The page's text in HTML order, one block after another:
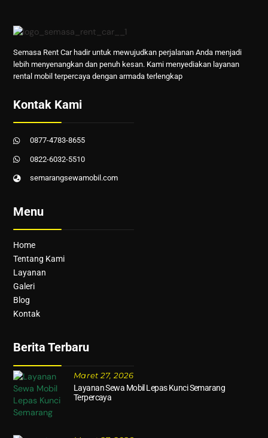
Semasa Rent Car hadir untuk mewujudkan perjalanan Anda menjadi
lebih menyenangkan dan penuh kesan. Kami menyediakan layanan
rental mobil terpercaya dengan armada terlengkap
Kontak Kami
0877-4783-8655
0822-6032-5510
semarangsewamobil.com
Menu
Home
Tentang Kami
Layanan
Galeri
Blog
Kontak
Berita Terbaru
Maret 27, 2026
Layanan Sewa Mobil Lepas Kunci Semarang
Terpercaya